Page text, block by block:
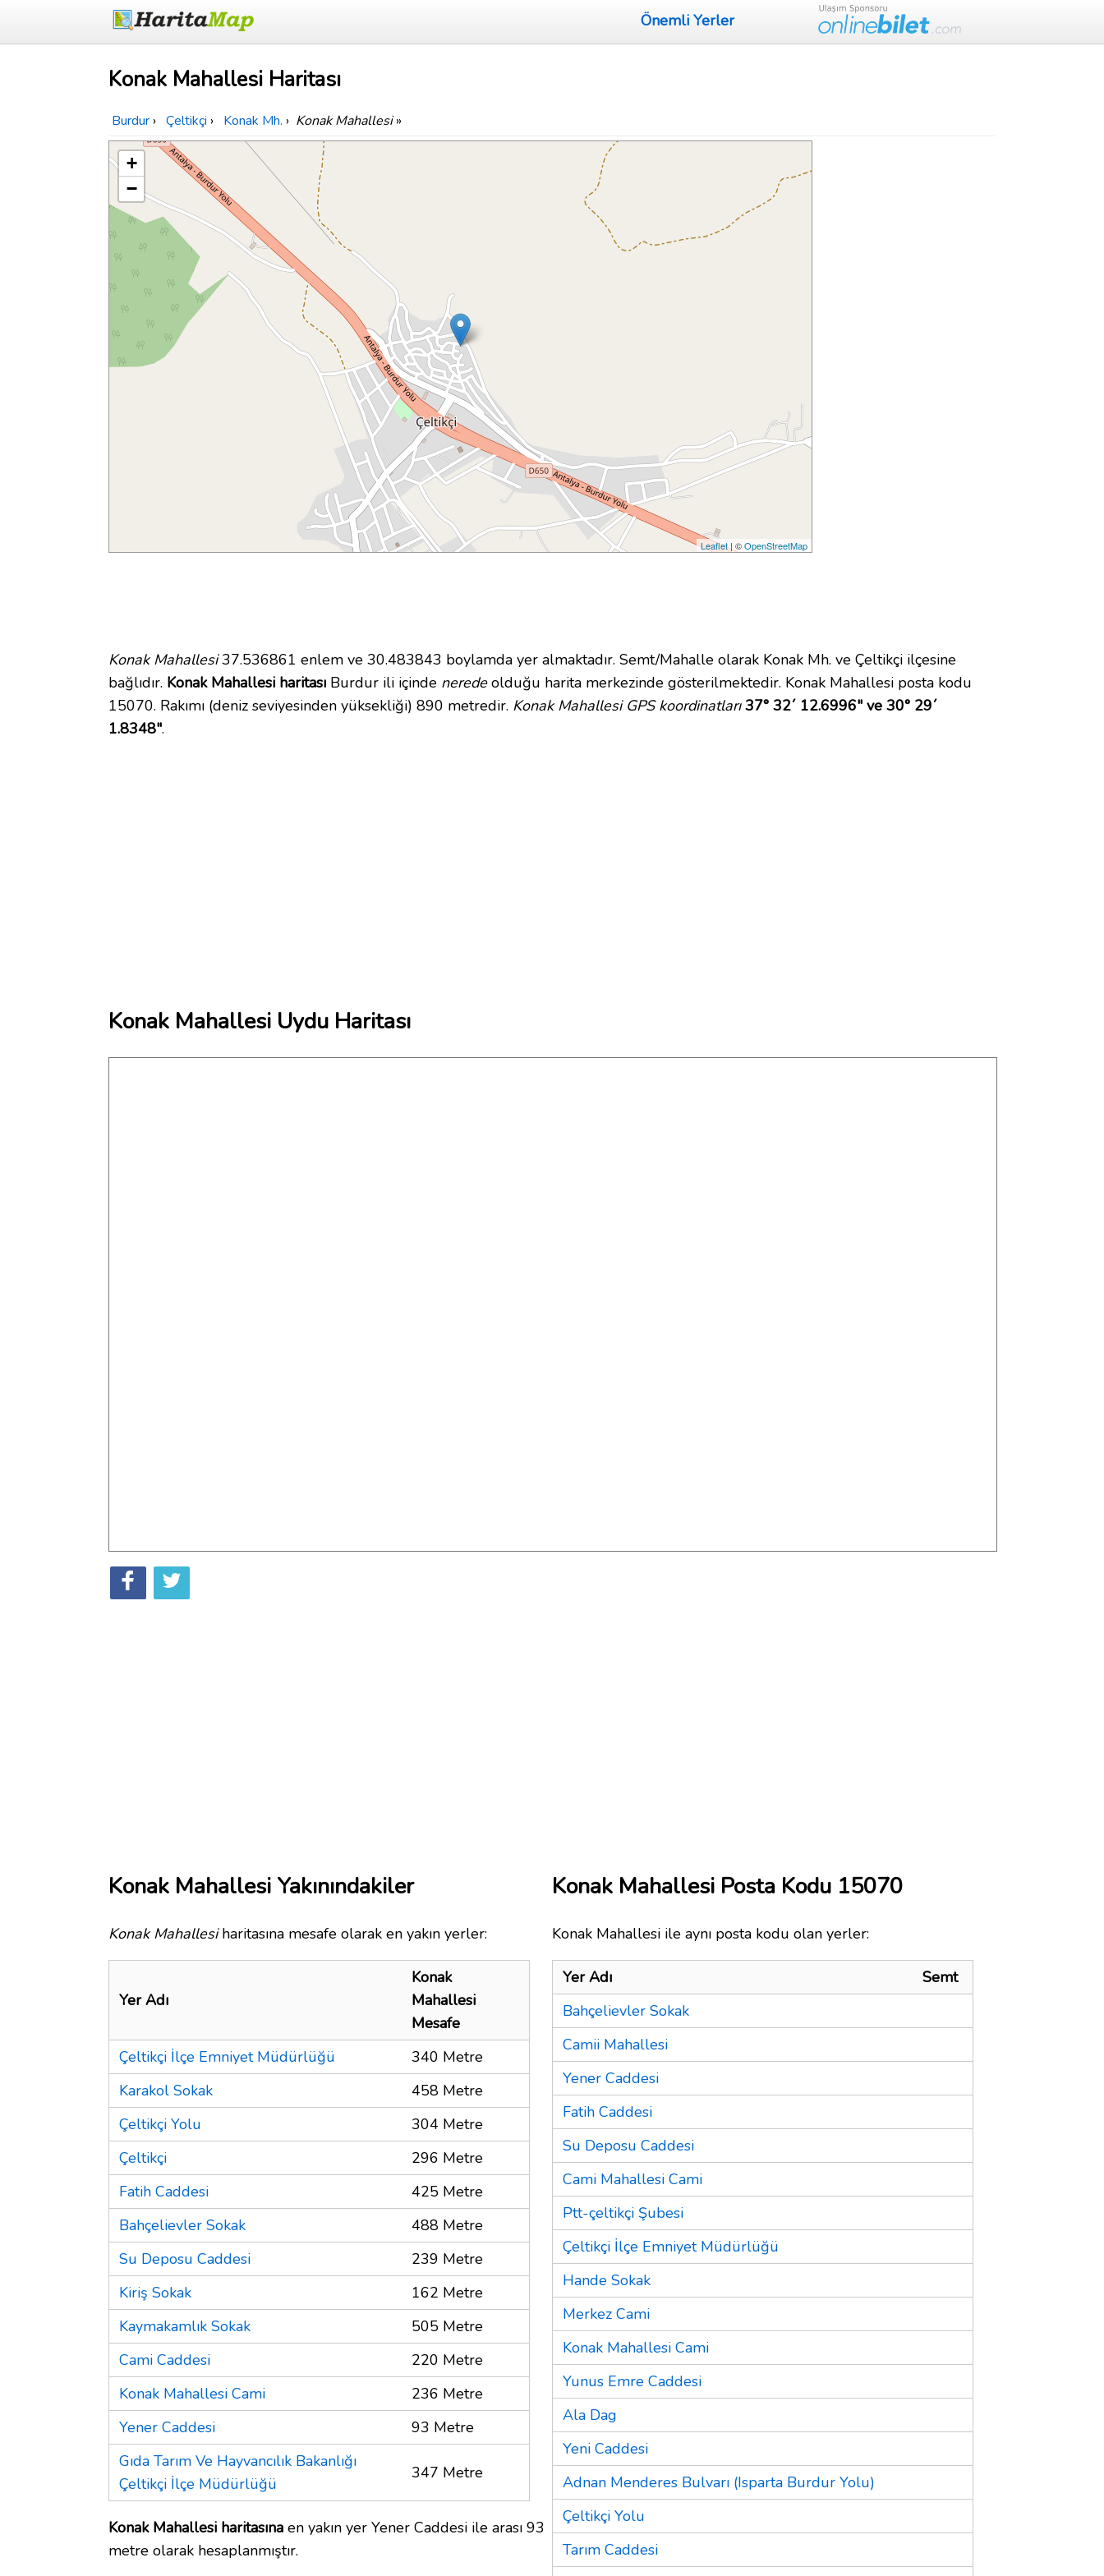
Önemli Yerler
Konak Mahallesi Haritası
Burdur › Çeltikçi › Konak Mh. › Konak Mahallesi»
+
−
Leaflet| ©OpenStreetMap
Konak Mahallesi37.536861 enlem ve 30.483843 boylamda yer almaktadır. Semt/Mahalle olarak Konak Mh. ve Çeltikçi ilçesine
bağlıdır. Konak Mahallesi haritası Burdur ili içinde neredeolduğu harita merkezinde gösterilmektedir. Konak Mahallesi posta kodu
15070. Rakımı (deniz seviyesinden yüksekliği) 890 metredir. Konak Mahallesi GPS koordinatları 37° 32´ 12.6996" ve 30° 29´
1.8348".
Konak Mahallesi Uydu Haritası
Konak Mahallesi Yakınındakiler
Konak Mahallesiharitasına mesafe olarak en yakın yerler:
Yer Adı
Konak
Mahallesi
Mesafe
Çeltikçi İlçe Emniyet Müdürlüğü
340 Metre
Karakol Sokak
458 Metre
Çeltikçi Yolu
304 Metre
Çeltikçi
296 Metre
Fatih Caddesi
425 Metre
Bahçelievler Sokak
488 Metre
Su Deposu Caddesi
239 Metre
Kiriş Sokak
162 Metre
Kaymakamlık Sokak
505 Metre
Cami Caddesi
220 Metre
Konak Mahallesi Cami
236 Metre
Yener Caddesi
93 Metre
Gıda Tarım Ve Hayvancılık Bakanlığı
Çeltikçi İlçe Müdürlüğü
347 Metre
Konak Mahallesi haritasına en yakın yer Yener Caddesi ile arası 93
metre olarak hesaplanmıştır.
Konak Mahallesi Posta Kodu 15070
Konak Mahallesi ile aynı posta kodu olan yerler:
Yer Adı
Semt
Bahçelievler Sokak
Camii Mahallesi
Yener Caddesi
Fatih Caddesi
Su Deposu Caddesi
Cami Mahallesi Cami
Ptt-çeltikçi Şubesi
Çeltikçi İlçe Emniyet Müdürlüğü
Hande Sokak
Merkez Cami
Konak Mahallesi Cami
Yunus Emre Caddesi
Ala Dag
Yeni Caddesi
Adnan Menderes Bulvarı (Isparta Burdur Yolu)
Çeltikçi Yolu
Tarım Caddesi